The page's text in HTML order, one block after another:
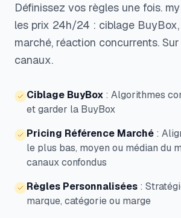
Définissez vos règles une fois.
les prix 24h/24 : ciblage
marché, réaction concurrents.
canaux.
Ciblage BuyBox : Algorithmes
et garder la BuyBox
Pricing Référence Marché :
le plus bas, moyen ou médian du
canaux confondus
Règles Personnalisées :
marque, catégorie ou marge